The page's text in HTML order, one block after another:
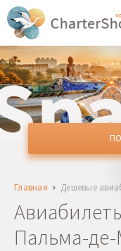
RMO
PMI Пальма-
Отправление
Главная Дешевые
Пальма-